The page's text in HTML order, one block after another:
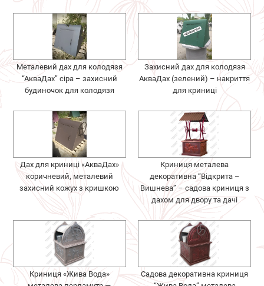
Металевий дах для колодязя
“АкваДах” сіра – захисний
будиночок для колодязя
Захисний дах для колодязя
АкваДах (зелений) – накриття
для криниці
Дах для криниці «АкваДах»
коричневий, металевий
захисний кожух з кришкою
Криниця металева
декоративна “Відкрита –
Вишнева” – садова криниця з
дахом для двору та дачі
Криниця «Жива Вода»
Садова декоративна криниця